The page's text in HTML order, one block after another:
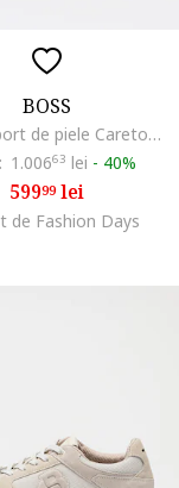
BOSS
Pantofi sport de piele Careton, Negru
1.00663 lei - 40%
59999lei
de Fashion Days